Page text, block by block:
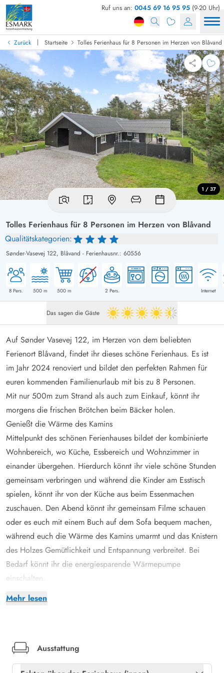
Ruf uns an: 0045 69 16 95 95 (9-20 Uhr)
Zurück | Startseite Tolles Ferienhaus für 8 Personen im Herzen von Blåvand
Tolles Ferienhaus für 8 Personen im Herzen von Blåvand
Qualitätskategorien:
Sønder-Vasevej 122, Blåvand - Ferienhausnr.: 60556
8 Pers. 500m 500m 2 Pers. Internet
1 / 37
Das sagen die Gäste 4.5 von 5
Mehr lesen
Auf Sønder Vasevej 122, im Herzen von dem beliebten
Ferienort Blåvand, findet ihr dieses schöne Ferienhaus. Es ist
im Jahr 2024 renoviert und bildet den perfekten Rahmen für
euren kommenden Familienurlaub mit bis zu 8 Personen.
Mit nur 500m zum Strand als auch zum Einkauf, könnt ihr
morgens die frischen Brötchen beim Bäcker holen.
Genießt die Wärme des Kamins
Mittelpunkt des schönen Ferienhauses bildet der kombinierte
Wohnbereich, wo Küche, Essbereich und Wohnzimmer in
einander übergehen. Hierdurch könnt ihr viele schöne Stunden
gemeinsam verbringen und während die Kinder am Esstisch
spielen, könnt ihr von der Küche aus beim Essenmachen
zuschauen. Den Abend könnt ihr gemeinsam Filme schauen
oder es euch mit einem Buch auf dem Sofa bequem machen,
während euch die Wärme des Kamins umarmt und das Knistern
des Holzes Gemütlichkeit und Entspannung verbreitet. Bei
Bedarf könnt ihr die energiesparende Wärmepumpe
einschalten.
Um neue Energie für den kommenden Tage zu tanken, stehen
Strandspaziergängen euch die Seele baumeln lasst. Des
Weiteren ist eine Gästetoilette vorhanden, so dass es morgens
Ausstattung